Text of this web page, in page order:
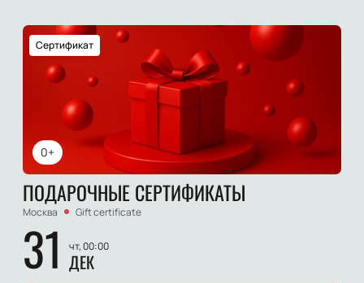
0+
Сертификат
ПОДАРОЧНЫЕ СЕРТИФИКАТЫ
Москва Gift certificate
31 чт, 00:00
ДЕК